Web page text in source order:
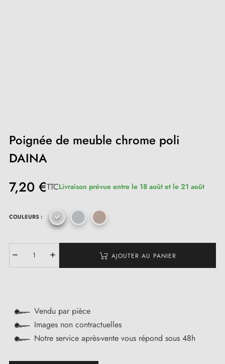
Poignée de meuble chrome poli
DAINA
7,20 €TTCLivraison prévue entre le 18 août et le 21 août
COULEURS :
AJOUTER AU PANIER
Vendu par pièce
Images non contractuelles
Notre service après-vente vous répond sous 48h